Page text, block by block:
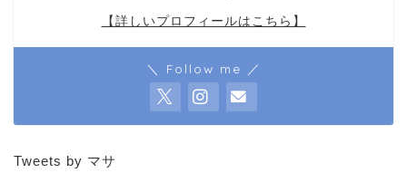
【詳しいプロフィールはこちら】
＼ Follow me ／
Tweets by マサ